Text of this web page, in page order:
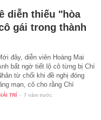
diễn thiếu "hòa
gái trong thành
đây, diễn viên Hoàng Mai
bất ngờ tiết lộ cô từng bị Chí
từ chối khi đề nghị đóng
mạn, cô cho rằng Chí
TRÍ - 7 năm trước